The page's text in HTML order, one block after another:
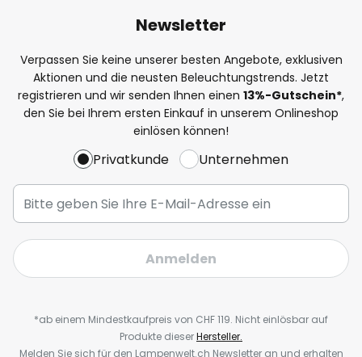
Newsletter
Verpassen Sie keine unserer besten Angebote, exklusiven
Aktionen und die neusten Beleuchtungstrends. Jetzt
registrieren und wir senden Ihnen einen 13%-Gutschein*,
den Sie bei Ihrem ersten Einkauf in unserem Onlineshop
einlösen können!
Privatkunde Unternehmen
Anmelden
*ab einem Mindestkaufpreis von CHF 119. Nicht einlösbar auf
Produkte dieserHersteller.
Melden Sie sich für den Lampenwelt.ch Newsletter an und erhalten